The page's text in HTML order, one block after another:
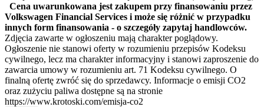
Cena uwarunkowana jest zakupem przy finansowaniu przez
Volkswagen Financial Services i może się różnić w przypadku
innych form finansowania - o szczegóły zapytaj handlowców.
Zdjęcia zawarte w ogłoszeniu mają charakter poglądowy.
Ogłoszenie nie stanowi oferty w rozumieniu przepisów Kodeksu
cywilnego, lecz ma charakter informacyjny i stanowi zaproszenie do
zawarcia umowy w rozumieniu art. 71 Kodeksu cywilnego. O
finalną ofertę zwróć się do sprzedawcy. Informacje o emisji CO2
oraz zużyciu paliwa dostępne są na stronie
https://www.krotoski.com/emisja-co2